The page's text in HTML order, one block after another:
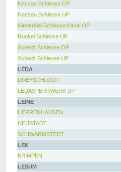
Nassau Schleuse OP
Nassau Schleuse UP
Niederbiel Schleuse Kanal OP
Runkel Schleuse UP
Scheidt Schleuse OP
Scheidt Schleuse UP
LEDA
DREYSCHLOOT
LEDASPERRWERK UP
LEINE
HERRENHAUSEN
NEUSTADT
SCHWARMSTEDT
LEK
KRIMPEN
LESUM